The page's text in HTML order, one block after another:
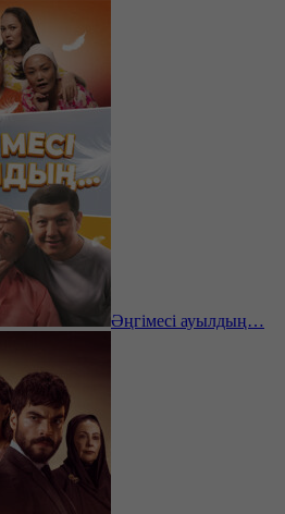
Әңгімесі ауылдың…